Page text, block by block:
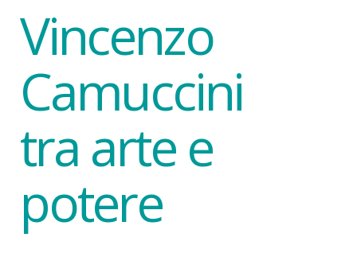
Vincenzo
Camuccini
tra arte e
potere